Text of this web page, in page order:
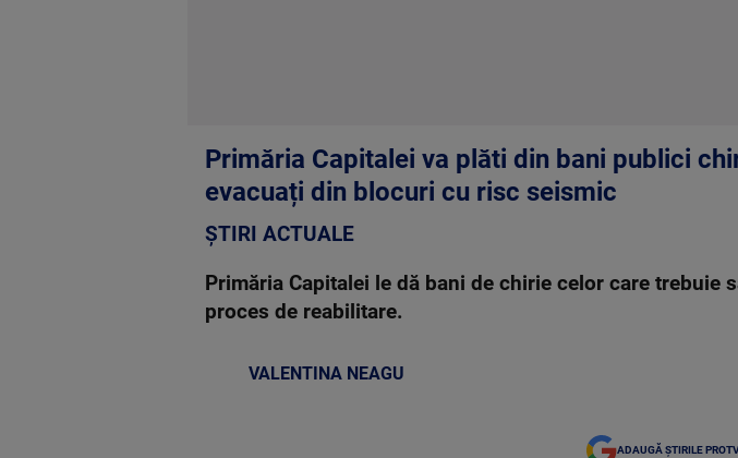
Primăria Capitalei va plăti din bani publici
evacuați din blocuri cu risc seismic
ȘTIRI ACTUALE
Primăria Capitalei le dă bani de chirie celor care
proces de reabilitare.
VALENTINA NEAGU
ADAUGĂ ȘTIRILE